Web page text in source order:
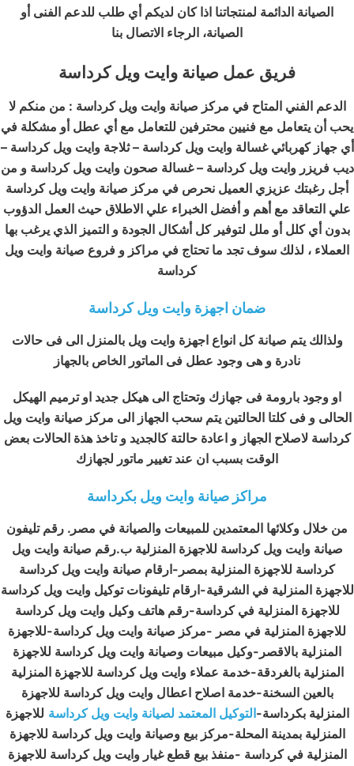
الصيانة الدائمة لمنتجاتنا اذا كان لديكم أي طلب للدعم الفنى أو
الصيانة، الرجاء الاتصال بنا
فريق عمل صيانة وايت ويل كرداسة
الدعم الفني المتاح في مركز صيانة وايت ويل كرداسة : من منكم لا
يحب أن يتعامل مع فنيين محترفين للتعامل مع أي عطل أو مشكلة في
أي جهاز كهربائي غسالة وايت ويل كرداسة – ثلاجة وايت ويل كرداسة –
ديب فريزر وايت ويل كرداسة – غسالة صحون وايت ويل كرداسة و من
أجل رغبتك عزيزي العميل نحرص في مركز صيانة وايت ويل كرداسة
علي التعاقد مع أهم و أفضل الخبراء علي الاطلاق حيث العمل الدؤوب
بدون أي كلل أو ملل لتوفير كل أشكال الجودة و التميز الذي يرغب بها
العملاء ، لذلك سوف تجد ما تحتاج في مراكز و فروع صيانة وايت ويل
كرداسة
ضمان اجهزة وايت ويل كرداسة
ولذالك يتم صيانة كل انواع اجهزة وايت ويل بالمنزل الى فى حالات
نادرة و هى وجود عطل فى الماتور الخاص بالجهاز
او وجود بارومة فى جهازك وتحتاج الى هيكل جديد او ترميم الهيكل
الحالى و فى كلتا الحالتين يتم سحب الجهاز الى مركز صيانة وايت ويل
كرداسة لاصلاح الجهاز و اعادة حالتة كالجديد و تاخذ هذة الحالات بعض
الوقت بسبب ان عند تغيير ماتور لجهازك
مراكز صيانة وايت ويل بكرداسة
من خلال وكلائها المعتمدين للمبيعات والصيانة في مصر. رقم تليفون
صيانة وايت ويل كرداسة للاجهزة المنزلية ب.رقم صيانة وايت ويل
كرداسة للاجهزة المنزلية بمصر-ارقام صيانة وايت ويل كرداسة
للاجهزة المنزلية في الشرقية-ارقام تليفونات توكيل وايت ويل كرداسة
للاجهزة المنزلية في كرداسة-رقم هاتف وكيل وايت ويل كرداسة
للاجهزة المنزلية في مصر -مركز صيانة وايت ويل كرداسة-للاجهزة
المنزلية بالاقصر-وكيل مبيعات وصيانة وايت ويل كرداسة للاجهزة
المنزلية بالغردقة-خدمة عملاء وايت ويل كرداسة للاجهزة المنزلية
بالعين السخنة-خدمة اصلاح اعطال وايت ويل كرداسة للاجهزة
المنزلية بكرداسة-التوكيل المعتمد لصيانة وايت ويل كرداسة للاجهزة
المنزلية بمدينة المحلة-مركز بيع وصيانة وايت ويل كرداسة للاجهزة
المنزلية في كرداسة -منفذ بيع قطع غيار وايت ويل كرداسة للاجهزة